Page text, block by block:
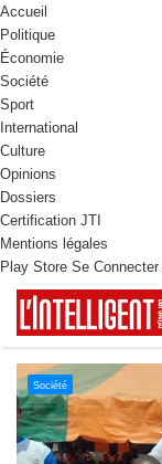
Accueil
Politique
Économie
Société
Sport
International
Culture
Opinions
Dossiers
Certification JTI
Mentions légales
Play Store Se Connecter
Culture